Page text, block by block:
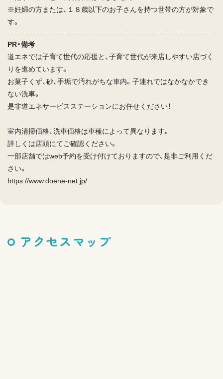
※妊婦の方または、１８歳以下のお子さんを持つ世帯の方が対象で
す。
PR・備考
道エネでは子育て世代の応援と、子育て世代が来店しやすい店づく
りを進めています。
お菓子くず、砂、手垢で汚れがちな車内。子連れではなかなかでき
ない洗車。
是非道エネサービスステーションにお任せください！
室内清掃価格、洗車価格は車種によって異なります。
詳しくは店頭にてご確認ください。
一部店舗ではweb予約を受け付けておりますので、是非ご利用くだ
さい。
https://www.doene-net.jp/
アクセスマップ